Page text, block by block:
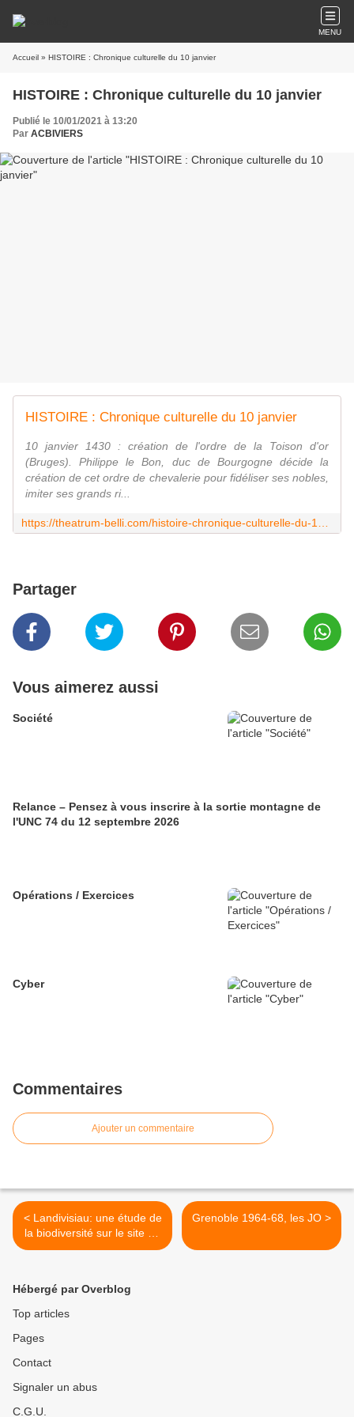
MENU
Accueil » HISTOIRE : Chronique culturelle du 10 janvier
HISTOIRE : Chronique culturelle du 10 janvier
Publié le 10/01/2021 à 13:20
Par ACBIVIERS
HISTOIRE : Chronique culturelle du 10 janvier
10 janvier 1430 : création de l'ordre de la Toison d'or
(Bruges). Philippe le Bon, duc de Bourgogne décide la
création de cet ordre de chevalerie pour fidéliser ses nobles,
imiter ses grands ri...
Partager
Vous aimerez aussi
Société
Relance – Pensez à vous inscrire à la sortie montagne de
l'UNC 74 du 12 septembre 2026
Opérations / Exercices
Cyber
Commentaires
Ajouter un commentaire
< Landivisiau: une étude de
la biodiversité sur le site de
la base aéronavale
Grenoble 1964-68, les JO >
Hébergé par Overblog
Top articles
Pages
Contact
Signaler un abus
C.G.U.